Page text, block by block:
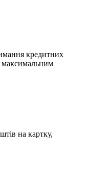
кредитних
максимальним
на картку,